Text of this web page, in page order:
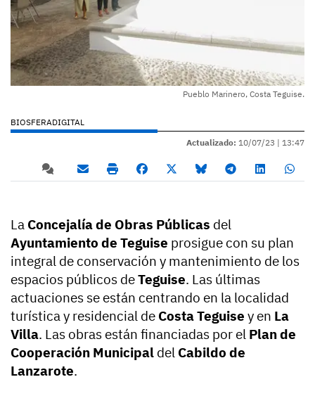
Pueblo Marinero, Costa Teguise.
BIOSFERADIGITAL
Actualizado: 10/07/23 | 13:47
La Concejalía de Obras Públicas del
Ayuntamiento de Teguise prosigue con su plan
integral de conservación y mantenimiento de los
espacios públicos deTeguise. Las últimas
actuaciones se están centrando en la localidad
turística y residencial de Costa Teguise y en La
Villa. Las obras están financiadas por el Plan de
Cooperación Municipal del Cabildo de
Lanzarote.